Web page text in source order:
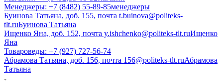
Менеджеры: +7 (8482) 55-89-85менеджеры
Буинова Татьяна, доб. 155, почта t.buinova@politeks-
tlt.ruБуинова Татьяна
Ищенко Яна, доб. 152, почта y.ishchenko@politeks-tlt.ruИщенко
Яна
Товароведы: +7 (927) 727-56-74
Абрамова Татьяна, доб. 156, почта 156@politeks-tlt.ruАбрамова
Татьяна